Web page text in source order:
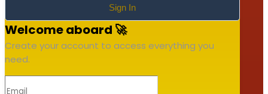
Sign In
Welcome aboard 🚀
Create your account to access everything you
need.